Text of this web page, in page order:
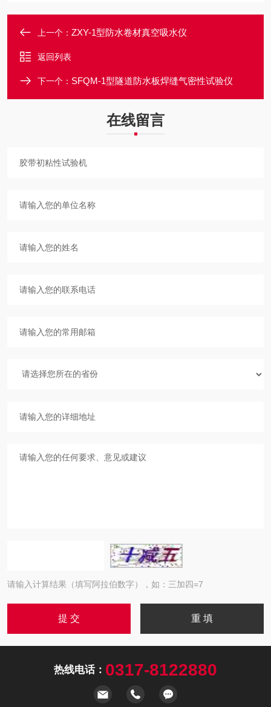
上一个： ZXY-1型防水卷材真空吸水仪
返回列表
下一个： SFQM-1型隧道防水板焊缝气密性试验仪
在线留言
请输入计算结果（填写阿拉伯数字），如：三加四=7
热线电话： 0317-8122880